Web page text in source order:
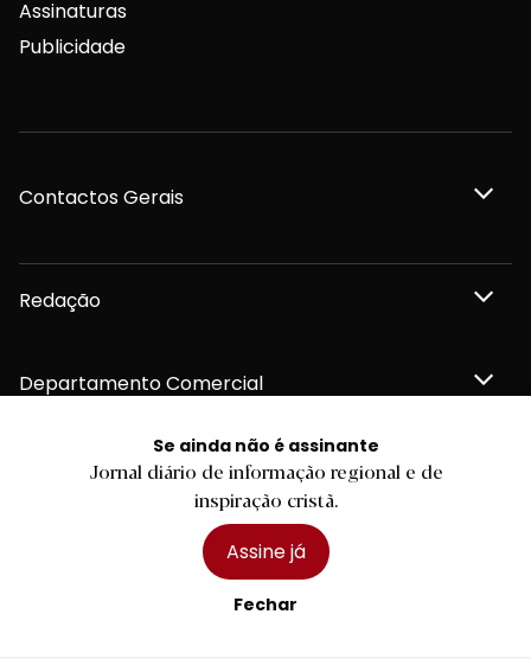
Se ainda não é assinante
Jornal diário de informação regional e de
inspiração cristã.
Assine já
Fechar
Assinaturas
Publicidade
Contactos Gerais
Redação
Departamento Comercial
Publicidade